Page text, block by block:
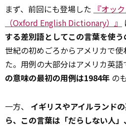
まず、前回にも登場した 『オッ
（Oxford English Dictionary）』
する差別語としてこの言葉を使
世紀の初めごろからアメリカで
た。用例の大部分はアメリカ英語
の意味の最初の用例は1984年 の
一方、 イギリスやアイルランド
ら、この言葉は「だらしない人